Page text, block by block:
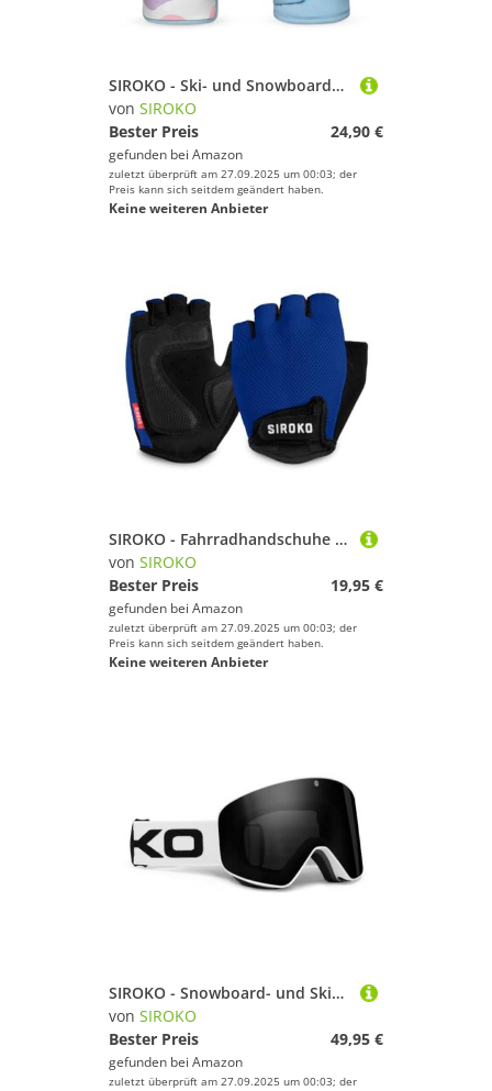
SIROKO - Ski- und Snowboardhandschuhe für Kinder Bubbles - 11-12 (152 cm) - Mehrfarbig
von SIROKO
Bester Preis
24,90 €
gefunden bei Amazon
zuletzt überprüft am 27.09.2025 um 00:03; der
Preis kann sich seitdem geändert haben.
Keine weiteren Anbieter
SIROKO - Fahrradhandschuhe Aero Dark Blue - XXS - Blau
von SIROKO
Bester Preis
19,95 €
gefunden bei Amazon
zuletzt überprüft am 27.09.2025 um 00:03; der
Preis kann sich seitdem geändert haben.
Keine weiteren Anbieter
SIROKO - Snowboard- und Skibrillen OTG GX AmpezzoWeiß
von SIROKO
Bester Preis
49,95 €
gefunden bei Amazon
zuletzt überprüft am 27.09.2025 um 00:03; der